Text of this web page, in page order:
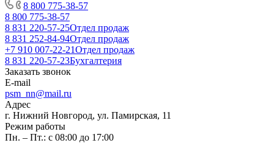
8 800 775-38-57
8 800 775-38-57
8 831 220-57-25Отдел продаж
8 831 252-84-94Отдел продаж
+7 910 007-22-21Отдел продаж
8 831 220-57-23Бухгалтерия
Заказать звонок
E-mail
psm_nn@mail.ru
Адрес
г. Нижний Новгород, ул. Памирская, 11
Режим работы
Пн. – Пт.: с 08:00 до 17:00